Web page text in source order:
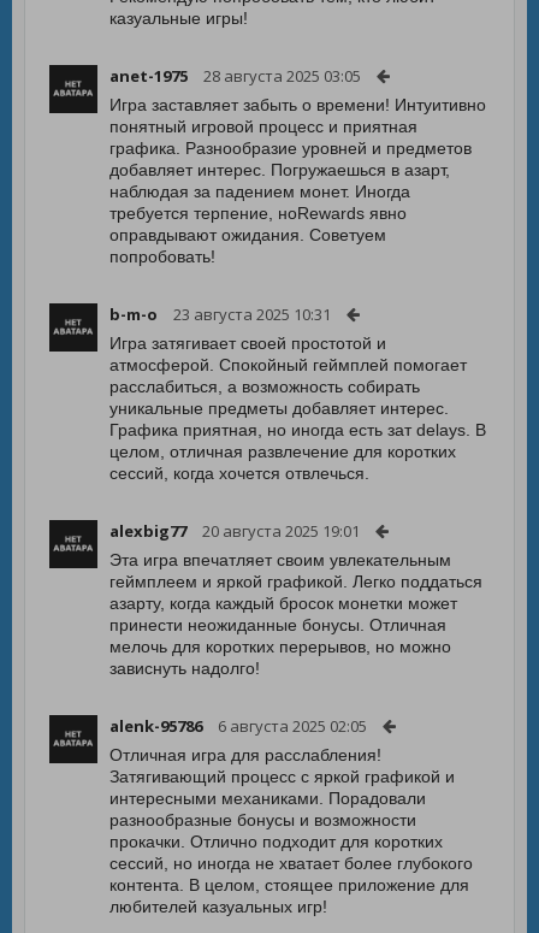
казуальные игры!
anet-1975 28 августа 2025 03:05
Игра заставляет забыть о времени! Интуитивно
понятный игровой процесс и приятная
графика. Разнообразие уровней и предметов
добавляет интерес. Погружаешься в азарт,
наблюдая за падением монет. Иногда
требуется терпение, ноRewards явно
оправдывают ожидания. Советуем
попробовать!
b-m-o 23 августа 2025 10:31
Игра затягивает своей простотой и
атмосферой. Спокойный геймплей помогает
расслабиться, а возможность собирать
уникальные предметы добавляет интерес.
Графика приятная, но иногда есть зат delays. В
целом, отличная развлечение для коротких
сессий, когда хочется отвлечься.
alexbig77 20 августа 2025 19:01
Эта игра впечатляет своим увлекательным
геймплеем и яркой графикой. Легко поддаться
азарту, когда каждый бросок монетки может
принести неожиданные бонусы. Отличная
мелочь для коротких перерывов, но можно
зависнуть надолго!
alenk-95786 6 августа 2025 02:05
Отличная игра для расслабления!
Затягивающий процесс с яркой графикой и
интересными механиками. Порадовали
разнообразные бонусы и возможности
прокачки. Отлично подходит для коротких
сессий, но иногда не хватает более глубокого
контента. В целом, стоящее приложение для
любителей казуальных игр!